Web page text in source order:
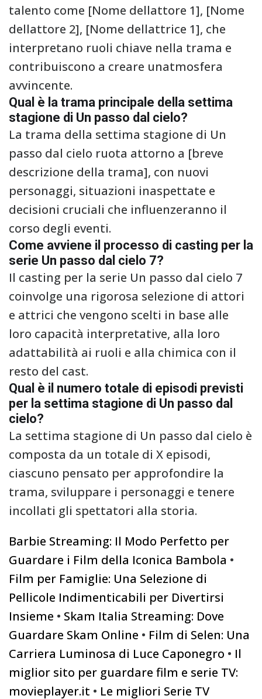
talento come [Nome dellattore 1], [Nome
dellattore 2], [Nome dellattrice 1], che
interpretano ruoli chiave nella trama e
contribuiscono a creare unatmosfera
avvincente.
Qual è la trama principale della settima
stagione di Un passo dal cielo?
La trama della settima stagione di Un
passo dal cielo ruota attorno a [breve
descrizione della trama], con nuovi
personaggi, situazioni inaspettate e
decisioni cruciali che influenzeranno il
corso degli eventi.
Come avviene il processo di casting per la
serie Un passo dal cielo 7?
Il casting per la serie Un passo dal cielo 7
coinvolge una rigorosa selezione di attori
e attrici che vengono scelti in base alle
loro capacità interpretative, alla loro
adattabilità ai ruoli e alla chimica con il
resto del cast.
Qual è il numero totale di episodi previsti
per la settima stagione di Un passo dal
cielo?
La settima stagione di Un passo dal cielo è
composta da un totale di X episodi,
ciascuno pensato per approfondire la
trama, sviluppare i personaggi e tenere
incollati gli spettatori alla storia.
Barbie Streaming: Il Modo Perfetto per
Guardare i Film della Iconica Bambola •
Film per Famiglie: Una Selezione di
Pellicole Indimenticabili per Divertirsi
Insieme • Skam Italia Streaming: Dove
Guardare Skam Online • Film di Selen: Una
Carriera Luminosa di Luce Caponegro • Il
miglior sito per guardare film e serie TV:
movieplayer.it • Le migliori Serie TV